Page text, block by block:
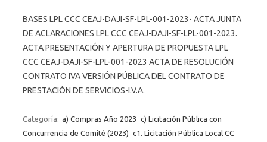
BASES LPL CCC CEAJ-DAJI-SF-LPL-001-2023- ACTA JUNTA
DE ACLARACIONES LPL CCC CEAJ-DAJI-SF-LPL-001-2023.
ACTA PRESENTACIÓN Y APERTURA DE PROPUESTA LPL
CCC CEAJ-DAJI-SF-LPL-001-2023 ACTA DE RESOLUCIÓN
CONTRATO IVA VERSIÓN PÚBLICA DEL CONTRATO DE
PRESTACIÓN DE SERVICIOS-I.V.A.
Categoría: a) Compras Año 2023 c) Licitación Pública con
Concurrencia de Comité (2023) c1. Licitación Pública Local CC